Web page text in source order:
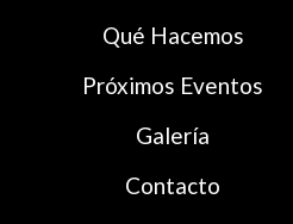
Qué Hacemos
Próximos Eventos
Galería
Contacto